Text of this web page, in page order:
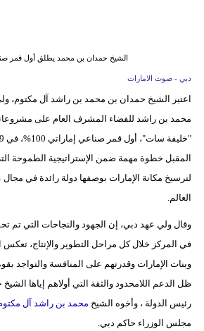
الشيخ حمدان بن محمد يطلق أول قمر
دبي - صوت الامارات
اعتبر الشيخ حمدان بن محمد بن راشد آل مكتوم،
محمد بن راشد للفضاء المشرف العام على
المقبل خطوة مهمة ضمن الإستراتيجية الطموحة
لترسيخ مكانة الإمارات بوصفها دولة رائدة في
العالم.
وقال ولي عهد دبي، إن الجهود والنجاحات التي تم
في المركز خلال كل مراحل التطوير والإنتاج، تعكس
وبنات الإمارات وقدرتهم على المنافسة والتواجد
ظل الدعم اللامحدود والثقة التي أولاهم إياها الشيخ
رئيس الدولة ، وأخوه الشيخ محمد بن راشد آل
مجلس الوزراء حاكم دبي.